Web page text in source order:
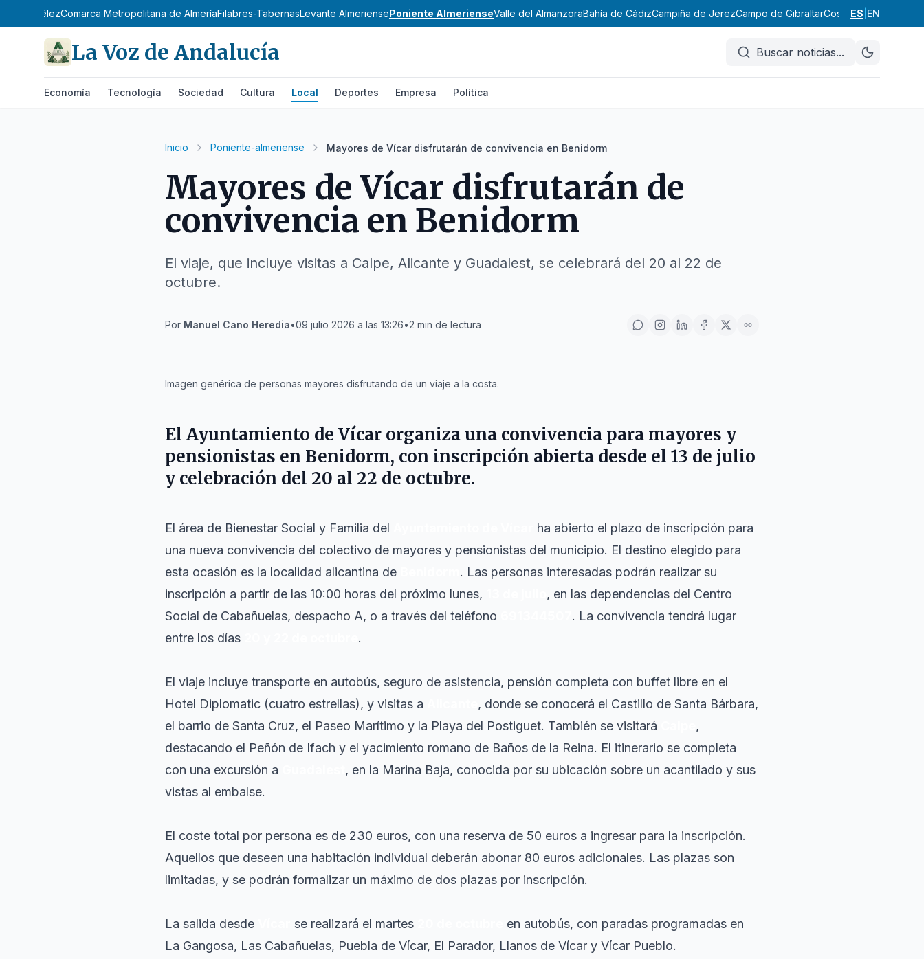
Los VélezComarca Metropolitana de AlmeríaFilabres-TabernasLevante AlmeriensePoniente AlmerienseValle del AlmanzoraBahía de CádizCampiña de JerezCampo de GibraltarCosta Noroeste
ES EN
La Voz de Andalucía Buscar noticias...
Economía Tecnología Sociedad Cultura Local Deportes Empresa Política
Inicio Poniente-almeriense Mayores de Vícar disfrutarán de convivencia en Benidorm
Mayores de Vícar disfrutarán de
convivencia en Benidorm
El viaje, que incluye visitas a Calpe, Alicante y Guadalest, se celebrará del 20 al 22 de
octubre.
Por Manuel Cano Heredia•09 julio 2026 a las 13:26•2 min de lectura
Imagen genérica de personas mayores disfrutando de un viaje a la costa.
El Ayuntamiento de Vícar organiza una convivencia para mayores y
pensionistas en Benidorm, con inscripción abierta desde el 13 de julio
y celebración del 20 al 22 de octubre.
El área de Bienestar Social y Familia del
ha abierto el plazo de inscripción para
una nueva convivencia del colectivo de mayores y pensionistas del municipio. El destino elegido para
esta ocasión es la localidad alicantina de
. Las personas interesadas podrán realizar su
inscripción a partir de las 10:00 horas del próximo lunes,
, en las dependencias del Centro
Social de Cabañuelas, despacho A, o a través del teléfono
. La convivencia tendrá lugar
entre los días
.
El viaje incluye transporte en autobús, seguro de asistencia, pensión completa con buffet libre en el
Hotel Diplomatic (cuatro estrellas), y visitas a
, donde se conocerá el Castillo de Santa Bárbara,
el barrio de Santa Cruz, el Paseo Marítimo y la Playa del Postiguet. También se visitará
,
destacando el Peñón de Ifach y el yacimiento romano de Baños de la Reina. El itinerario se completa
con una excursión a
, en la Marina Baja, conocida por su ubicación sobre un acantilado y sus
vistas al embalse.
El coste total por persona es de 230 euros, con una reserva de 50 euros a ingresar para la inscripción.
Aquellos que deseen una habitación individual deberán abonar 80 euros adicionales. Las plazas son
limitadas, y se podrán formalizar un máximo de dos plazas por inscripción.
La salida desde se realizará el martes
en autobús, con paradas programadas en
La Gangosa, Las Cabañuelas, Puebla de Vícar, El Parador, Llanos de Vícar y Vícar Pueblo.